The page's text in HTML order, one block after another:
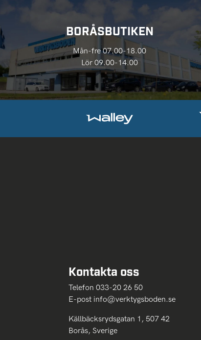
BORÅSBUTIKEN
Mån-fre 07.00-18.00
Lör 09.00-14.00
Kontakta oss
Telefon 033-20 26 50
E-post info@verktygsboden.se
Källbäcksrydsgatan 1, 507 42
Borås, Sverige